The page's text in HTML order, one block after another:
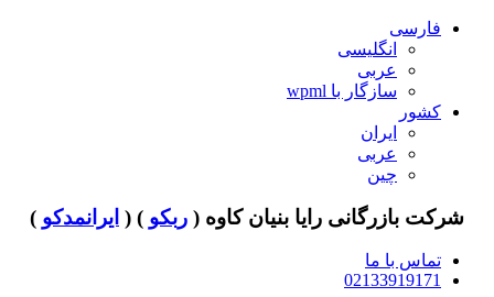
فارسی
انگلیسی
عربی
سازگار با wpml
کشور
ایران
عربی
چین
شرکت بازرگانی رایا بنیان کاوه ( ربکو ) ( ایرانمدکو )
تماس با ما
02133919171